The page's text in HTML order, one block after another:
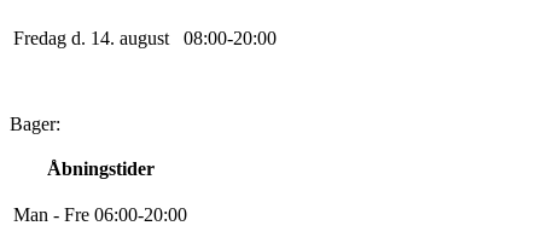
Fredag d. 14. august 08:00-20:00
Bager:
Åbningstider
Man - Fre 06:00-20:00